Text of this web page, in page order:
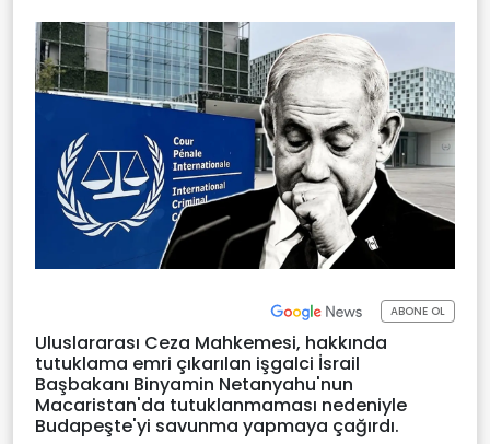
ABONE OL
Uluslararası Ceza Mahkemesi, hakkında
tutuklama emri çıkarılan işgalci İsrail
Başbakanı Binyamin Netanyahu'nun
Macaristan'da tutuklanmaması nedeniyle
Budapeşte'yi savunma yapmaya çağırdı.